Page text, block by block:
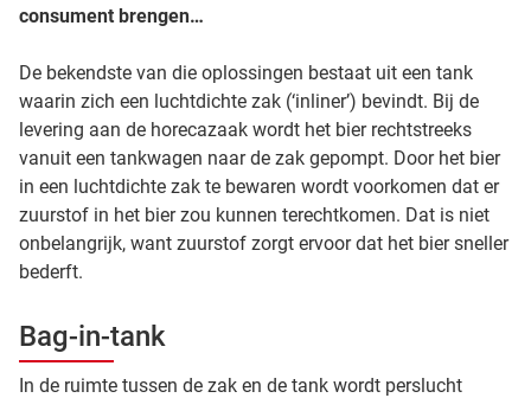
consument brengen…
De bekendste van die oplossingen bestaat uit een tank
waarin zich een luchtdichte zak (‘inliner’) bevindt. Bij de
levering aan de horecazaak wordt het bier rechtstreeks
vanuit een tankwagen naar de zak gepompt. Door het bier
in een luchtdichte zak te bewaren wordt voorkomen dat er
zuurstof in het bier zou kunnen terechtkomen. Dat is niet
onbelangrijk, want zuurstof zorgt ervoor dat het bier sneller
bederft.
Bag-in-tank
In de ruimte tussen de zak en de tank wordt perslucht